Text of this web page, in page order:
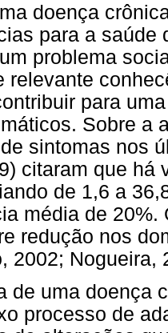
doença
para a saúde
problema
relevante
para
Sobre a
sintomas nos
citaram que há
de 1,6 a
média de
redução nos
2002; Nogueira,
de uma doença
processo de